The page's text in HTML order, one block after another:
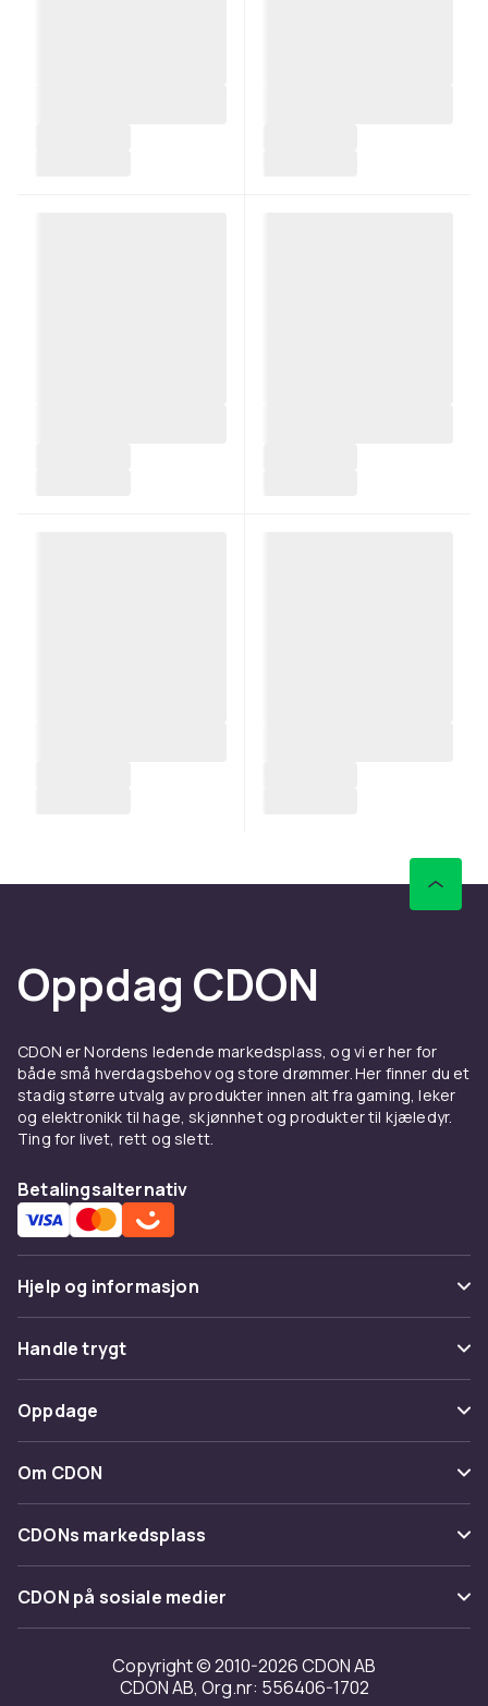
Oppdag CDON
CDON er Nordens ledende markedsplass, og vi er her for
både små hverdagsbehov og store drømmer. Her finner du et
stadig større utvalg av produkter innen alt fra gaming, leker
og elektronikk til hage, skjønnhet og produkter til kjæledyr.
Ting for livet, rett og slett.
Betalingsalternativ
Hjelp og informasjon
Vanlige spørsmål
Spor pakke
Angre & returner her
Kontakt oss
Handle trygt
Betaling
Levering
Tilbakekallinger
Oppdage
Kategorier
Varemerker
Om CDON
Om oss
Kundeanmeldelser
Jobbe på CDON
Investor relations
Tilgjengelighet
CDONs markedsplass
Merchant Help Center
CDON på sosiale medier
Copyright © 2010-2026 CDON AB
CDON AB, Org.nr: 556406-1702